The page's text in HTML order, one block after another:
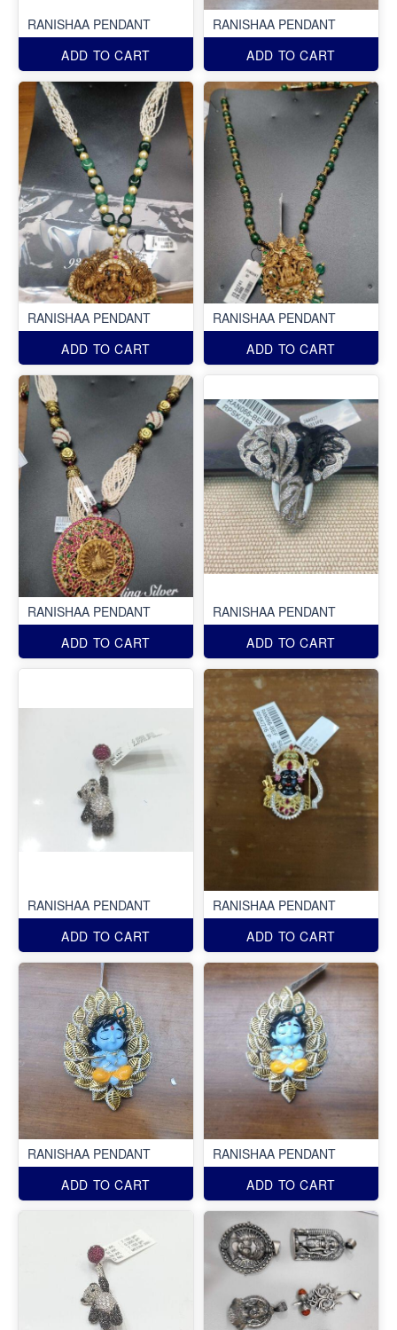
RANISHAA PENDANT
ADD TO CART
RANISHAA PENDANT
ADD TO CART
RANISHAA PENDANT
ADD TO CART
RANISHAA PENDANT
ADD TO CART
RANISHAA PENDANT
ADD TO CART
RANISHAA PENDANT
ADD TO CART
RANISHAA PENDANT
ADD TO CART
RANISHAA PENDANT
ADD TO CART
RANISHAA PENDANT
ADD TO CART
RANISHAA PENDANT
ADD TO CART